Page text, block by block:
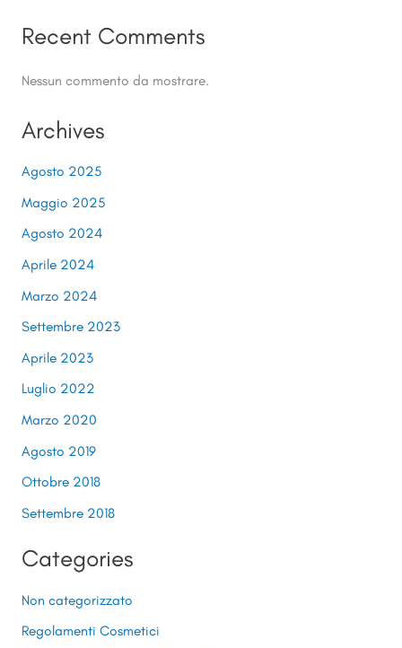
Recent Comments
Nessun commento da mostrare.
Archives
Agosto 2025
Maggio 2025
Agosto 2024
Aprile 2024
Marzo 2024
Settembre 2023
Aprile 2023
Luglio 2022
Marzo 2020
Agosto 2019
Ottobre 2018
Settembre 2018
Categories
Non categorizzato
Regolamenti Cosmetici